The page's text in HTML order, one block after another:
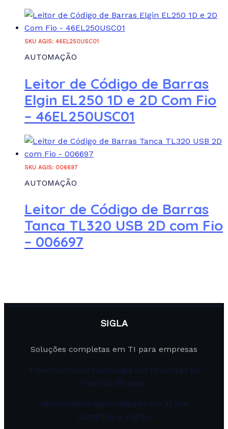
SKU AGIS: 46EL250USC01
AUTOMAÇÃO
Leitor de Código de Barras
Elgin EL250 1D e 2D Com Fio
– 46EL250USC01
SKU AGIS: 006697
AUTOMAÇÃO
Leitor de Código de Barras
Tanca TL320 USB 2D com Fio
– 006697
SIGLA
Soluções completas em TI para empresas
Transformando tecnologia em resultado há
mais de 25 anos.
Atendimento especializado em TI em
Campinas e região.